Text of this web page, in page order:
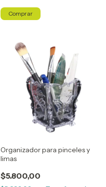
Organizador para pinceles y
limas
$5.800,00